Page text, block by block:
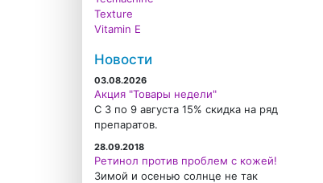
Texture
Vitamin E
Новости
03.08.2026
Акция "Товары недели"
С 3 по 9 августа 15% скидка на ряд
препаратов.
28.09.2018
Ретинол против проблем с кожей!
Зимой и осенью солнце не так